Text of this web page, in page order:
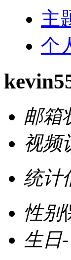
主
个
邮箱
视频
统计
性别
生日-